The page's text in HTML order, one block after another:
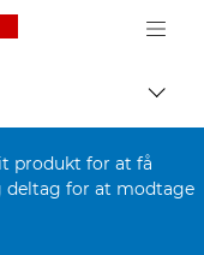
Canon Logo, back
Skift
produkt for at få
deltag for at modtage